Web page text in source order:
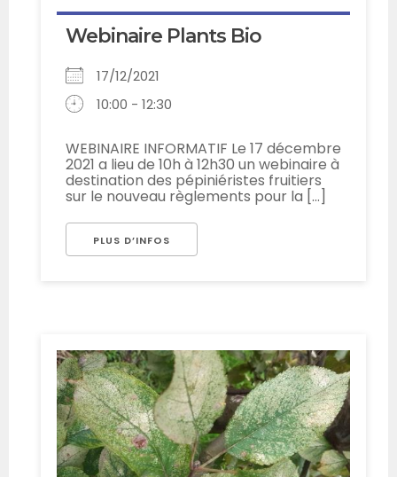
Webinaire Plants Bio
17/12/2021
10:00 - 12:30
WEBINAIRE INFORMATIF Le 17 décembre
2021 a lieu de 10h à 12h30 un webinaire à
destination des pépiniéristes fruitiers
sur le nouveau règlements pour la [...]
PLUS D’INFOS